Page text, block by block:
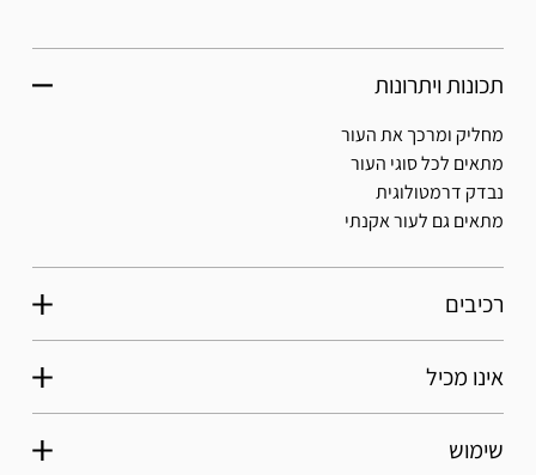
תכונות ויתרונות
מחליק ומרכך את העור
מתאים לכל סוגי העור
נבדק דרמטולוגית
מתאים גם לעור אקנתי
רכיבים
אינו מכיל
שימוש